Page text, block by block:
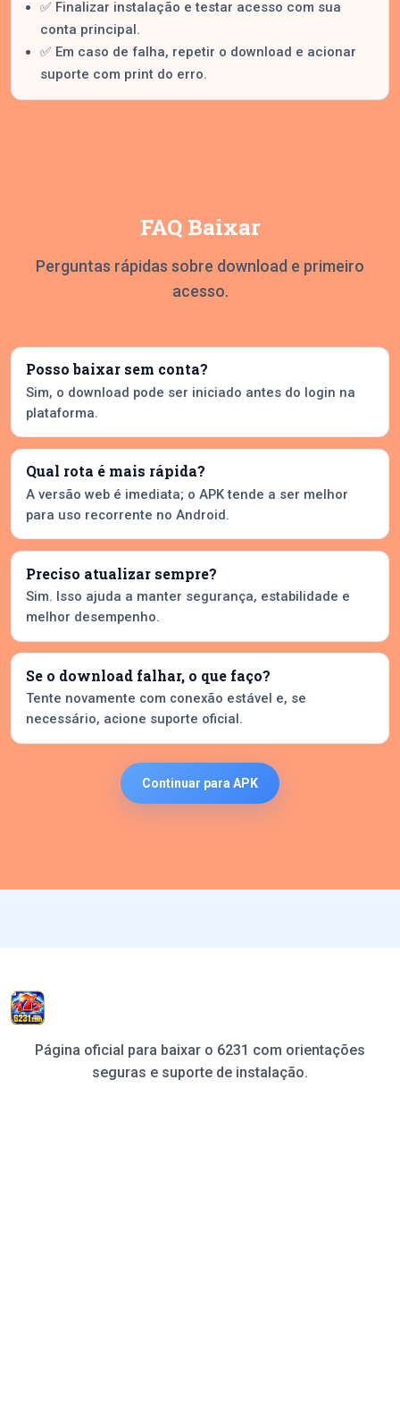
✅ Finalizar instalação e testar acesso com sua
conta principal.
✅ Em caso de falha, repetir o download e acionar
suporte com print do erro.
FAQ Baixar
Perguntas rápidas sobre download e primeiro
acesso.
Posso baixar sem conta?
Sim, o download pode ser iniciado antes do login na
plataforma.
Qual rota é mais rápida?
A versão web é imediata; o APK tende a ser melhor
para uso recorrente no Android.
Preciso atualizar sempre?
Sim. Isso ajuda a manter segurança, estabilidade e
melhor desempenho.
Se o download falhar, o que faço?
Tente novamente com conexão estável e, se
necessário, acione suporte oficial.
Continuar para APK
Página oficial para baixar o 6231 com orientações
seguras e suporte de instalação.